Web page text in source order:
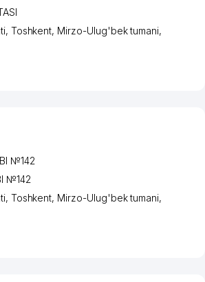
, Toshkent, Mirzo-Ulug'bek tumani,
№142
№142
, Toshkent, Mirzo-Ulug'bek tumani,